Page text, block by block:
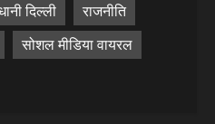
दिल्ली
राजनीति
सोशल मीडिया वायरल